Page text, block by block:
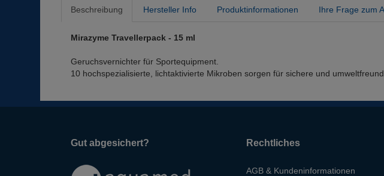
Beschreibung Hersteller Info Produktinformationen Ihre Frage zum
Mirazyme Travellerpack - 15 ml
Geruchsvernichter für Sportequipment.
10 hochspezialisierte, lichtaktivierte Mikroben sorgen für sichere und
Gut abgesichert? Rechtliches
AGB & Kundeninformationen